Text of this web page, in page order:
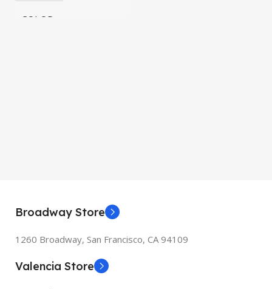
COLOR
Broadway Store
1260 Broadway, San Francisco, CA 94109
Valencia Store